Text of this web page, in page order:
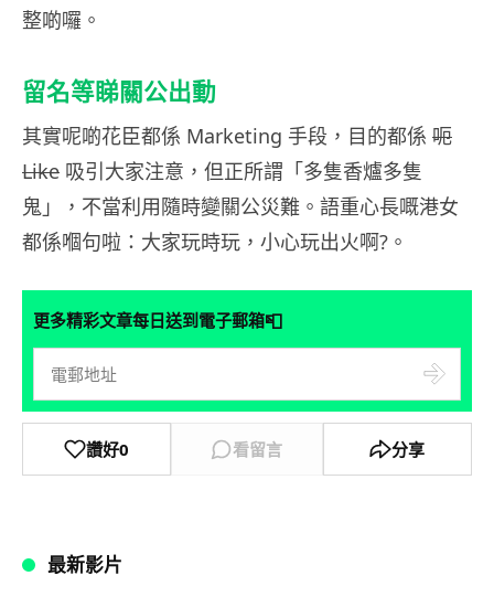
整啲囉。
留名等睇關公出動
其實呢啲花臣都係 Marketing 手段，目的都係 呃
Like 吸引大家注意，但正所謂「多隻香爐多隻
鬼」，不當利用隨時變關公災難。語重心長嘅港女
都係嗰句啦：大家玩時玩，小心玩出火啊?。
更多精彩文章每日送到電子郵箱📮
讚好0 看留言 分享
最新影片